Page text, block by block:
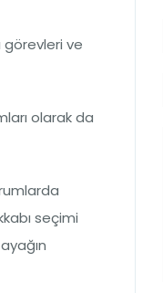
görevleri ve
olarak da
seçimi